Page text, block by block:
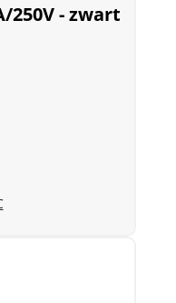
250V - zwart